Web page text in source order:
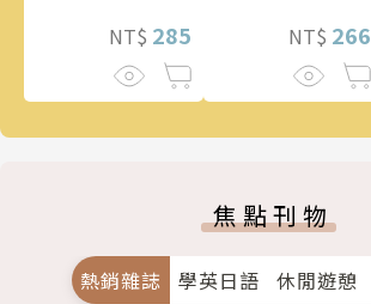
NT$ 285 NT$ 266
焦點刊物
熱銷雜誌 學英日語 休閒遊憩